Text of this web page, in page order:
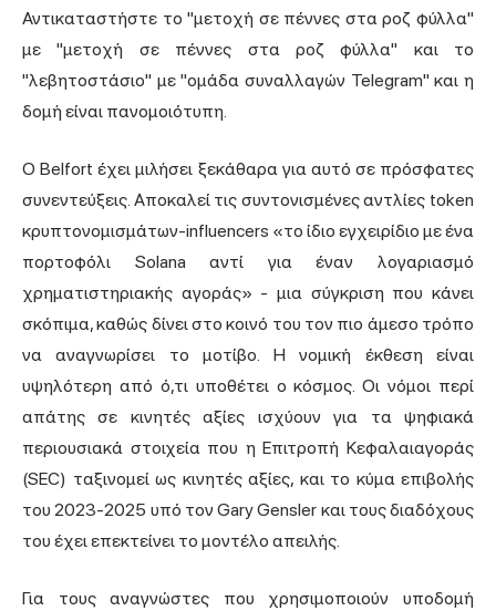
Αντικαταστήστε το "μετοχή σε πέννες στα ροζ φύλλα"
με "μετοχή σε πέννες στα ροζ φύλλα" και το
"λεβητοστάσιο" με "ομάδα συναλλαγών Telegram" και η
δομή είναι πανομοιότυπη.
Ο Belfort έχει μιλήσει ξεκάθαρα για αυτό σε πρόσφατες
συνεντεύξεις. Αποκαλεί τις συντονισμένες αντλίες token
κρυπτονομισμάτων-influencers «το ίδιο εγχειρίδιο με ένα
πορτοφόλι Solana αντί για έναν λογαριασμό
χρηματιστηριακής αγοράς» - μια σύγκριση που κάνει
σκόπιμα, καθώς δίνει στο κοινό του τον πιο άμεσο τρόπο
να αναγνωρίσει το μοτίβο. Η νομική έκθεση είναι
υψηλότερη από ό,τι υποθέτει ο κόσμος. Οι νόμοι περί
απάτης σε κινητές αξίες ισχύουν για τα ψηφιακά
περιουσιακά στοιχεία που η Επιτροπή Κεφαλαιαγοράς
(SEC) ταξινομεί ως κινητές αξίες, και το κύμα επιβολής
του 2023-2025 υπό τον Gary Gensler και τους διαδόχους
του έχει επεκτείνει το μοντέλο απειλής.
Για τους αναγνώστες που χρησιμοποιούν υποδομή